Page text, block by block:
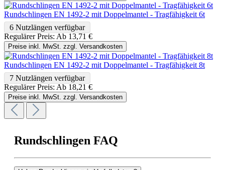
Rundschlingen EN 1492-2 mit Doppelmantel - Tragfähigkeit 6t
6 Nutzlängen verfügbar
Regulärer Preis: Ab 13,71 €
Preise inkl. MwSt. zzgl. Versandkosten
Rundschlingen EN 1492-2 mit Doppelmantel - Tragfähigkeit 8t
7 Nutzlängen verfügbar
Regulärer Preis: Ab 18,21 €
Preise inkl. MwSt. zzgl. Versandkosten
Rundschlingen FAQ